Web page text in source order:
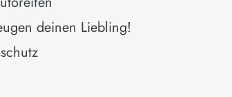
deinen Liebling!